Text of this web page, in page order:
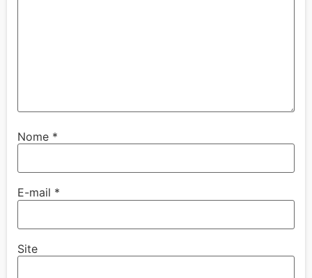
Nome *
E-mail *
Site